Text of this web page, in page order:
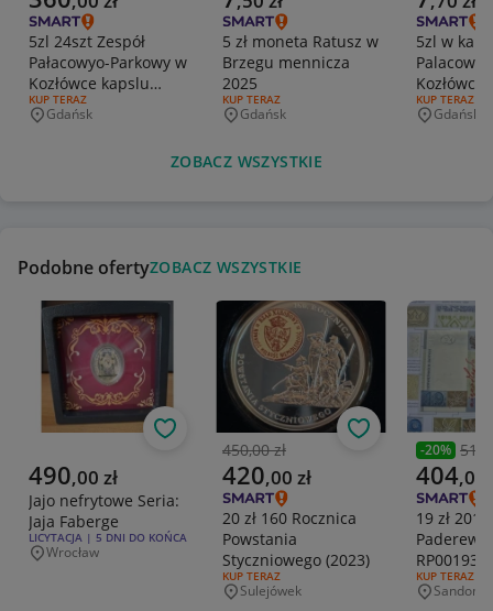
5zl 24szt Zespół
Pałacowyo-Parkowy w
Kozłówce kapslu
mennicze z paleta
RODZAJ OFERTY:
KUP TERAZ
Miejscowość
Gdańsk
5 zł moneta Ratusz w
Brzegu mennicza
2025
RODZAJ OFERTY:
KUP TERAZ
Miejscowość
Gdańsk
5zl w
Palacowo
2026.
RODZAJ
KUP TERAZ
Gdańsk
ZOBACZ WSZYSTKIE
Podobne ofertyZOBACZ WSZYSTKIE
Aktualna cena
490,00 zł
Jajo nefrytowe Seria:
Jaja Faberge
RODZAJ OFERTY:
LICYTACJA | 5 DNI DO KOŃCA
Miejscowość
Wrocław
Obserwuj
Poprzednia cena
450,00 zł
Aktualna cena
420,00 zł
20 zł 160 Rocznica
Powstania
Styczniowego (2023)
RODZAJ OFERTY:
KUP TERAZ
Miejscowość
Sulejówek
Obserwuj
-20%
Aktualna
404,00
19 zł
+ FOLDER
RODZAJ
KUP TERAZ